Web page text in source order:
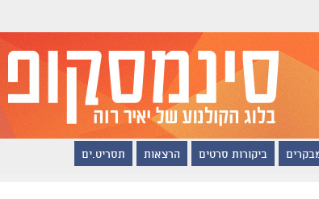
ביקורות סרטים הרצאות תסריט.ים